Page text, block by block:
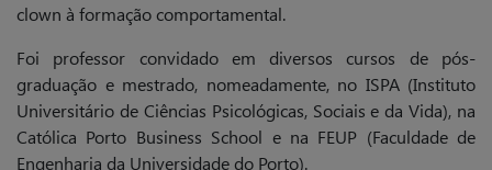
clown à formação comportamental.
Foi professor convidado em diversos cursos de pós-
graduação e mestrado, nomeadamente, no ISPA (Instituto
Universitário de Ciências Psicológicas, Sociais e da Vida), na
Católica Porto Business School e na FEUP (Faculdade de
Engenharia da Universidade do Porto).